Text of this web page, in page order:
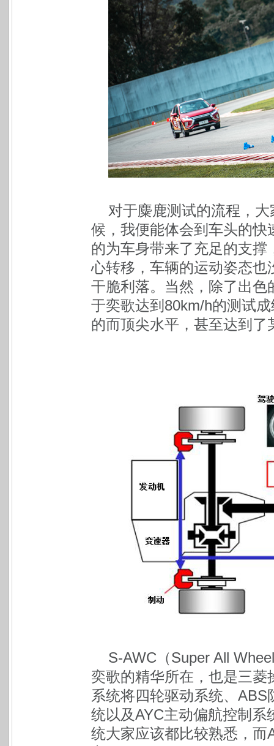
对于麋鹿测试的流程，
候，我便能体会到车头的
的为车身带来了充足的支
心转移，车辆的运动姿态
干脆利落。当然，除了出
于奕歌达到80km/h的测试
的而顶尖水平，甚至达到了
S-AWC（Super All
奕歌的精华所在，也是三
系统将四轮驱动系统、
统以及AYC主动偏航控制
统大家应该都比较熟悉，而